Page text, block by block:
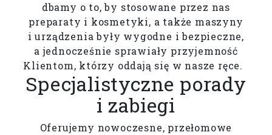
dbamy o to, by stosowane przez nas
preparaty i kosmetyki, a także maszyny
i urządzenia były wygodne i bezpieczne,
a jednocześnie sprawiały przyjemność
Klientom, którzy oddają się w nasze ręce.
Specjalistyczne porady
i zabiegi
Oferujemy nowoczesne, przełomowe